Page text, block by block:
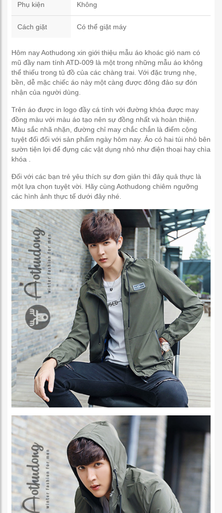
Phụ kiện Không
Cách giặt Có thể giặt máy
Hôm nay Aothudong xin giới thiệu mẫu áo khoác gió nam có
mũ đầy nam tính ATD-009 là một trong những mẫu áo không
thể thiếu trong tủ đồ của các chàng trai. Với đặc trưng nhẹ,
bền, dễ mặc chiếc áo này một càng được đông đảo sự đón
nhận của người dùng.
Trên áo được in logo đầy cá tính với đường khóa được may
đồng màu với màu áo tạo nên sự đồng nhất và hoàn thiện.
Màu sắc nhã nhặn, đường chỉ may chắc chắn là điểm cộng
tuyệt đối đối với sản phẩm ngày hôm nay. Áo có hai túi nhỏ bên
sườn tiện lợi để đựng các vật dụng nhỏ như điện thoại hay chìa
khóa .
Đối với các bạn trẻ yêu thích sự đơn giản thì đây quả thực là
một lựa chọn tuyệt vời. Hãy cùng Aothudong chiêm ngưỡng
các hình ảnh thực tế dưới đây nhé.